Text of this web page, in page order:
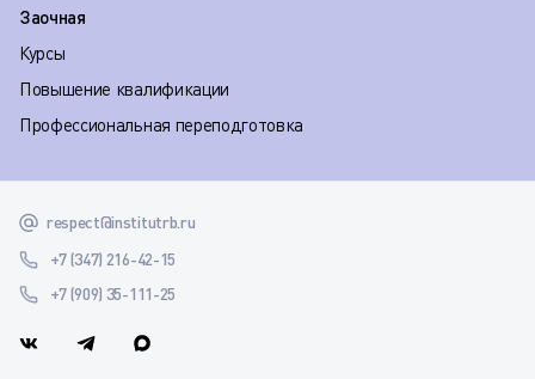
Заочная
Курсы
Повышение квалификации
Профессиональная переподготовка
respect@institutrb.ru
+7 (347) 216-42-15
+7 (909) 35-111-25